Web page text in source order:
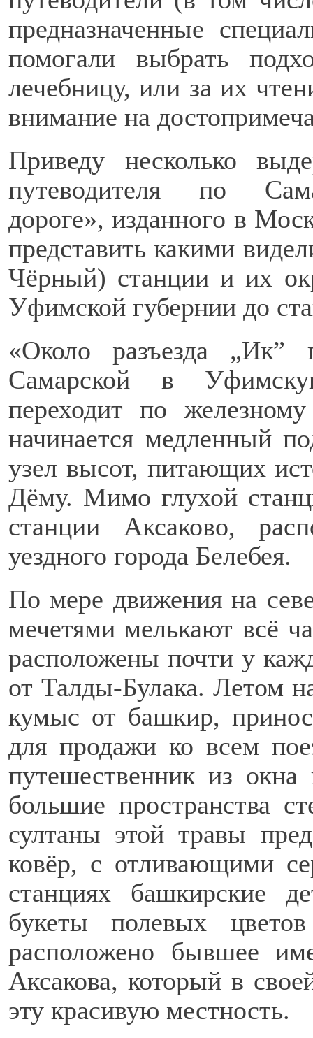
предназначенные
помогали выбрать
лечебницу, или за их
внимание на
Приведу несколько
путеводителя по
дороге», изданного в
представить какими
Чёрный) станции и их
Уфимской губернии до
«Около разъезда „Ик”
Самарской в
переходит по
начинается медленный
узел высот, питающих
Дёму. Мимо глухой
станции Аксаково,
уездного города Белебея.
По мере движения на
мечетями мелькают всё
расположены почти у
от Талды-Булака. Летом
кумыс от башкир,
для продажи ко всем
путешественник из
большие пространства
султаны этой травы
ковёр, с отливающими
станциях башкирские
букеты полевых
расположено бывшее
Аксакова, который в
эту красивую местность.